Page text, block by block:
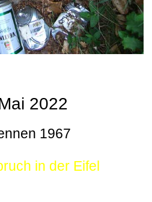
2022
1967
in der Eifel